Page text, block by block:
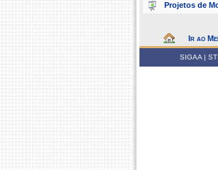
Projetos de
Ir ao
SIGAA |